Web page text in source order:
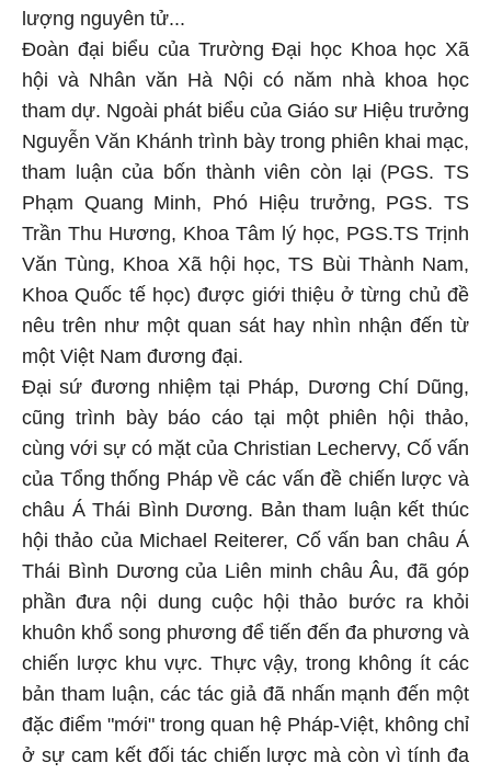
lượng nguyên tử...
Đoàn đại biểu của Trường Đại học Khoa học Xã
hội và Nhân văn Hà Nội có năm nhà khoa học
tham dự. Ngoài phát biểu của Giáo sư Hiệu trưởng
Nguyễn Văn Khánh trình bày trong phiên khai mạc,
tham luận của bốn thành viên còn lại (PGS. TS
Phạm Quang Minh, Phó Hiệu trưởng, PGS. TS
Trần Thu Hương, Khoa Tâm lý học, PGS.TS Trịnh
Văn Tùng, Khoa Xã hội học, TS Bùi Thành Nam,
Khoa Quốc tế học) được giới thiệu ở từng chủ đề
nêu trên như một quan sát hay nhìn nhận đến từ
một Việt Nam đương đại.
Đại sứ đương nhiệm tại Pháp, Dương Chí Dũng,
cũng trình bày báo cáo tại một phiên hội thảo,
cùng với sự có mặt của Christian Lechervy, Cố vấn
của Tổng thống Pháp về các vấn đề chiến lược và
châu Á Thái Bình Dương. Bản tham luận kết thúc
hội thảo của Michael Reiterer, Cố vấn ban châu Á
Thái Bình Dương của Liên minh châu Âu, đã góp
phần đưa nội dung cuộc hội thảo bước ra khỏi
khuôn khổ song phương để tiến đến đa phương và
chiến lược khu vực. Thực vậy, trong không ít các
bản tham luận, các tác giả đã nhấn mạnh đến một
đặc điểm "mới" trong quan hệ Pháp-Việt, không chỉ
ở sự cam kết đối tác chiến lược mà còn vì tính đa